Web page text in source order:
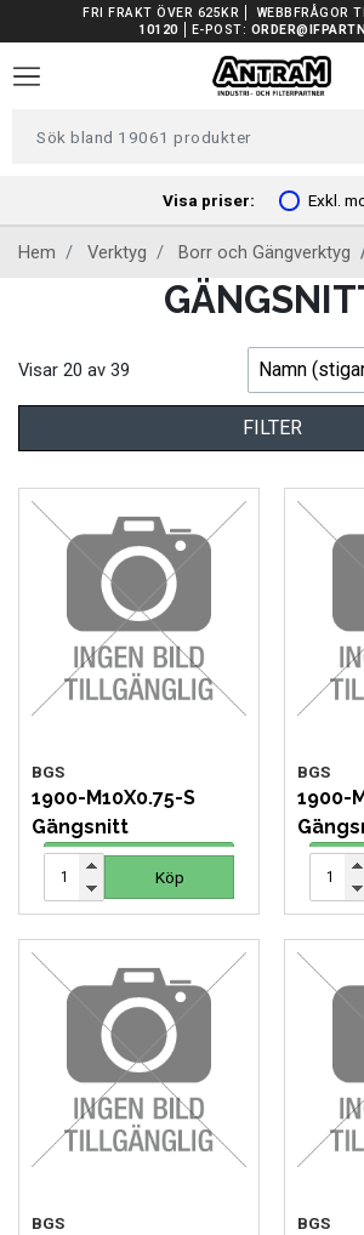
FRI FRAKT ÖVER 625KR WEBBFRÅGOR
10120
E-POST:
Visa priser: Exkl.
TRUCKAR I LAGER
TUNGA FORDON UNIVERSAL
FORDONSVERKTYG EV
ARBETSPLATSUTRUSTNING
FILTER
FORDONSVERKTYG SPECIFIKA
FORDONSVERKTYG UNIVERSAL
FÖRBRUKNING
GÖR-DET-SJÄLV PRODUKTER
KONCENTRATSPRUTOR
LIM & FOG
LYFT OCH LAST
MASKINER OCH TVÄTTUTRUSTNING
MATERIALHANTERING
MOTORCYKEL VERKSTAD
OLJA OCH KEM
OLJE OCH SMÖRJHANTERING
Hem Verktyg Borr och Gängverktyg
Visar 20 av 39 Namn
FILTER
BGS
1900-M10X0.75-S
Gängsnitt
26 SEK
Köp
BGS
1900-
26 SEK
BGS BGS